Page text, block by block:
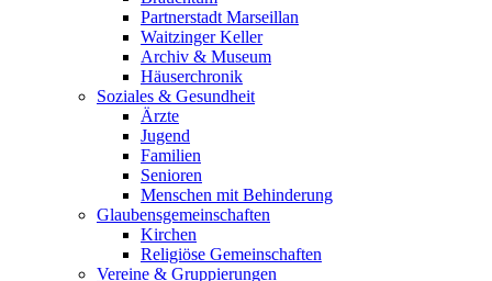
Partnerstadt Marseillan
Waitzinger Keller
Archiv & Museum
Häuserchronik
Soziales & Gesundheit
Ärzte
Jugend
Familien
Senioren
Menschen mit Behinderung
Glaubensgemeinschaften
Kirchen
Religiöse Gemeinschaften
Vereine & Gruppierungen